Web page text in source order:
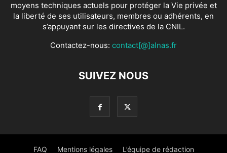
moyens techniques actuels pour protéger la Vie privée et
la liberté de ses utilisateurs, membres ou adhérents, en
s’appuyant sur les directives de la CNIL.
Contactez-nous: contact[@]alnas.fr
SUIVEZ NOUS
FAQ Mentions légales L’équipe de rédaction